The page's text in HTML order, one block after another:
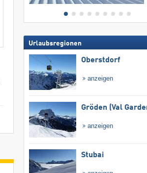
Urlaubsregionen
Oberstdorf
anzeigen
Gröden (Val
anzeigen
Stubai